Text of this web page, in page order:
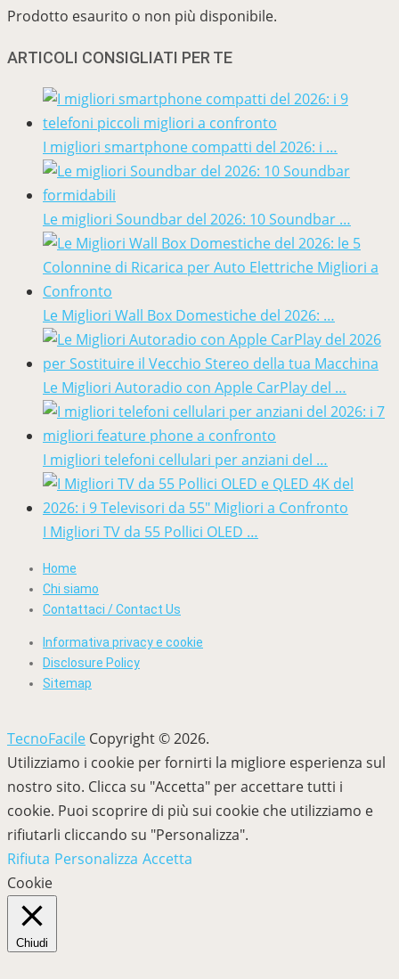
Prodotto esaurito o non più disponibile.
ARTICOLI CONSIGLIATI PER TE
I migliori smartphone compatti del 2026: i …
Le migliori Soundbar del 2026: 10 Soundbar …
Le Migliori Wall Box Domestiche del 2026: …
Le Migliori Autoradio con Apple CarPlay del …
I migliori telefoni cellulari per anziani del …
I Migliori TV da 55 Pollici OLED …
Home
Chi siamo
Contattaci / Contact Us
Informativa privacy e cookie
Disclosure Policy
Sitemap
TecnoFacile Copyright © 2026.
Utilizziamo i cookie per fornirti la migliore esperienza sul
nostro sito. Clicca su "Accetta" per accettare tutti i
cookie. Puoi scoprire di più sui cookie che utilizziamo e
rifiutarli cliccando su "Personalizza".
Rifiuta Personalizza Accetta
Cookie
Chiudi